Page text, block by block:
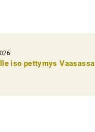
iso pettymys Vaasassa